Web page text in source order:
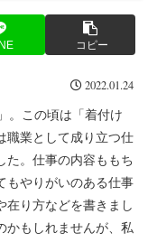
コピー
2022.01.24
。この頃は「着付け
職業として成り立つ仕
た。仕事の内容ももち
もやりがいのある仕事
在り方などを書きまし
かもしれませんが、私